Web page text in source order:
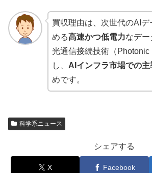
買収理由は、次世代のAI
める高速かつ低電力なデー
光通信接続技術（
し、 AIインフラ市場での主
めです。
科学系ニュース
シェアする
X Facebook